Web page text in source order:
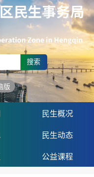
搜索
版
民生概况
民生动态
公益课程